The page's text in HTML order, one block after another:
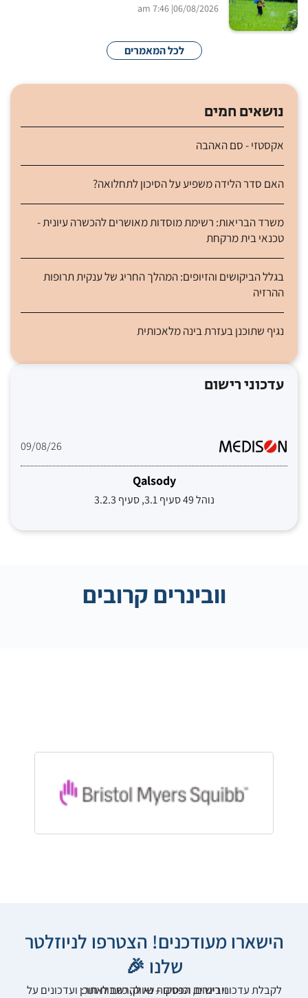
06/08/2026
| 7:46 am
לכל המאמרים
נושאים חמים
אקסטזי - סם האהבה
האם סדר הלידה משפיע על הסיכון לתחלואה?
משרד הבריאות: רשימת מוסדות מאושרים להכשרה עיונית -
טכנאי בית מרקחת
בגלל הביקושים והזיופים: המהלך החריג של ענקית תרופות
ההרזיה
נגיף שתוכנן בעזרת בינה מלאכותית
עדכוני רישום
09/08/26
Qalsody
נוהל 49 סעיף 3.1, סעיף 3.2.3
וובינרים קרובים
הישארו מעודכנים! הצטרפו לניוזלטר
שלנו 🎉
לקבלת עדכוני רישום, הפסקות שיווק, כתבות תוכן ועדכונים על וובינרים וכנסים – נא להרשם לאתר: